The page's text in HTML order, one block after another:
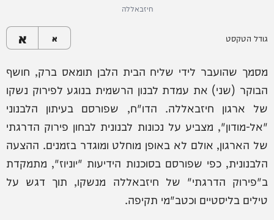
חיזבאללה
גודל הטקסט א א
מסמך שהועבר לידי שליח הבית הלבן תומאס ברק, חושף
הבוקר (שני) את עמדת לבנון הרשמית בנוגע לפירוק נשקו
של ארגון חיזבאללה. הדו"ח, שפורסם בעיתון הלבנוני
"אל-מודון", מצביע על נכונות לבנונית לבחון פירוק הדרגתי
של הארגון, אולם לא באופן מוחלט ומוגדר בזמנים. ההצעה
הלבנונית, כפי שפורסם בסוכנות הידיעות "יוניוז", מתמקדת
ב"פירוק הדרגתי" של חיזבאללה מנשקו, תוך דגש על
טילים בליסטיים וכטב"מי תקיפה.